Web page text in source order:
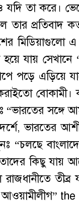
যদি তা করে।
তার প্রতিবাদ
মিডিয়াগুলো
যায় সেখানে
পড়ে এড়িয়ে
সঙ্গে
ভারতের
“চলছে
কিছু যায়
তীব্র
আওয়ামীলীগ”